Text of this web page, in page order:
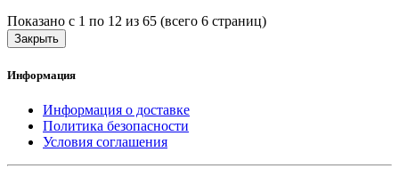
Показано с 1 по 12 из 65 (всего 6 страниц)
Закрыть
Информация
Информация о доставке
Политика безопасности
Условия соглашения